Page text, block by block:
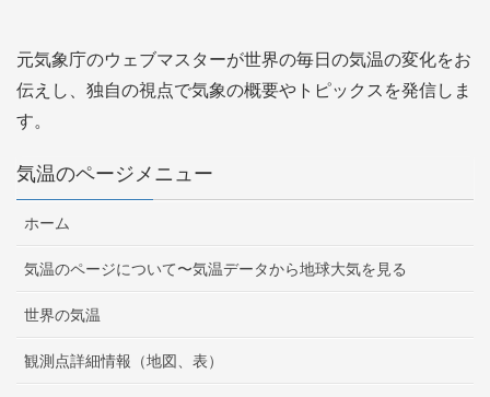
元気象庁のウェブマスターが世界の毎日の気温の変化をお
伝えし、独自の視点で気象の概要やトピックスを発信しま
す。
気温のページメニュー
ホーム
気温のページについて〜気温データから地球大気を見る
世界の気温
観測点詳細情報（地図、表）